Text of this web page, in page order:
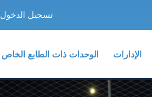
تسجيل الدخول
الإدارات الوحدات ذات الطابع الخاص